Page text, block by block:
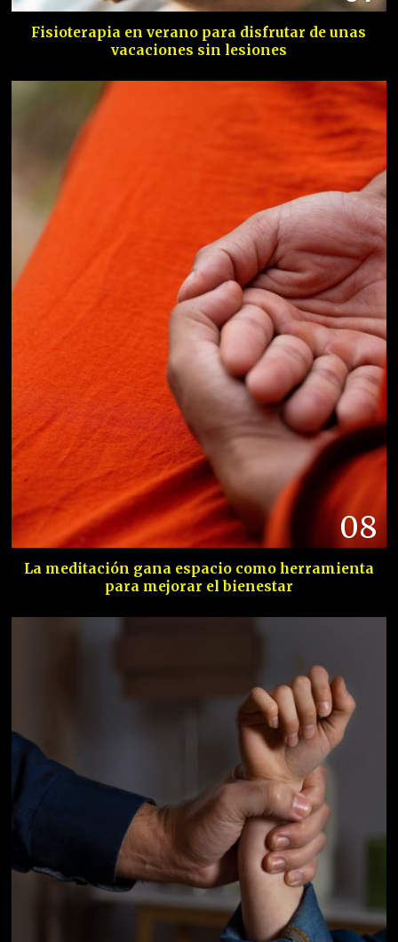
Fisioterapia en verano para disfrutar de unas
vacaciones sin lesiones
08
La meditación gana espacio como herramienta
para mejorar el bienestar